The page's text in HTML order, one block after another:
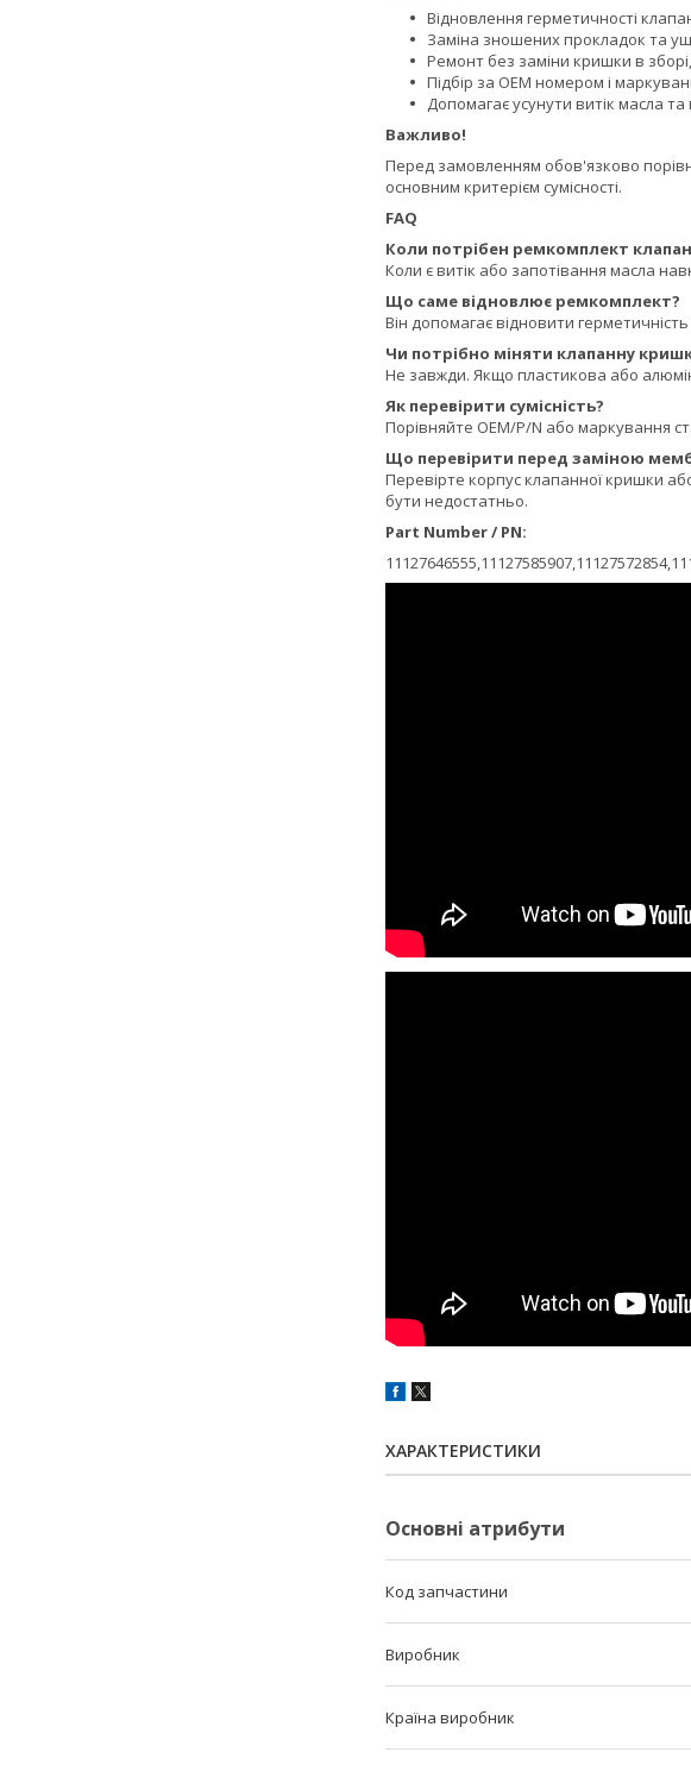
Відновлення герметичності
Заміна зношених прокладок та
Ремонт без заміни кришки в
Підбір за OEM номером і
Допомагає усунути витік масла та
Важливо!
Перед замовленням обов'язково
основним критерієм сумісності.
FAQ
Коли потрібен ремкомплект
Коли є витік або запотівання масла
Що саме відновлює ремкомплект?
Він допомагає відновити
Чи потрібно міняти клапанну
Не завжди. Якщо пластикова або
Як перевірити сумісність?
Порівняйте OEM/P/N або маркування
Що перевірити перед заміною
Перевірте корпус клапанної кришки
бути недостатньо.
Part Number / PN:
ХАРАКТЕРИСТИКИ
Основні атрибути
Код запчастини
Виробник
Країна виробник